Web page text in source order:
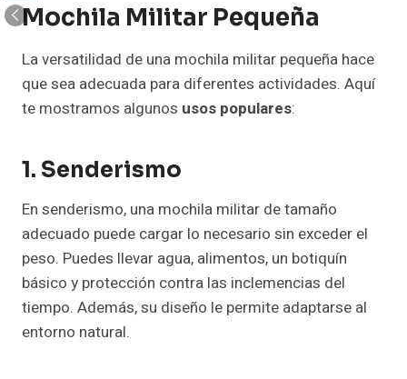
Mochila Militar Pequeña
La versatilidad de una mochila militar pequeña hace
que sea adecuada para diferentes actividades. Aquí
te mostramos algunos usos populares:
1. Senderismo
En senderismo, una mochila militar de tamaño
adecuado puede cargar lo necesario sin exceder el
peso. Puedes llevar agua, alimentos, un botiquín
básico y protección contra las inclemencias del
tiempo. Además, su diseño le permite adaptarse al
entorno natural.